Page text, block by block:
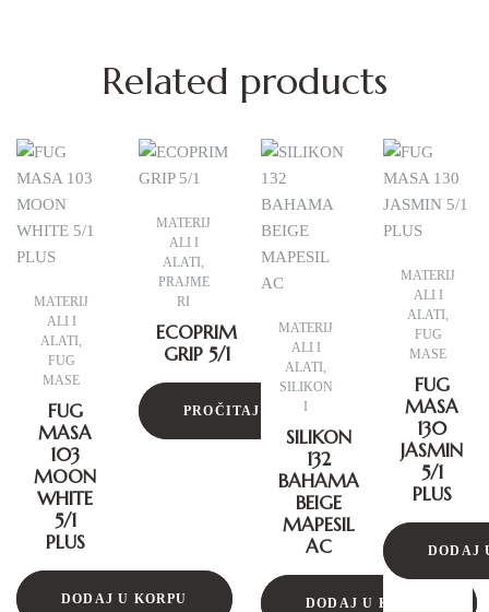
Related products
MATERIJ
ALI I
ALATI,
FUG
MASE
FUG
MASA
103
MOON
WHITE
5/1
PLUS
DODAJ U KORPU
MATERIJ
ALI I
ALATI,
PRAJME
RI
ECOPRIM
GRIP 5/1
PROČITAJ VIŠE
MATERIJ
ALI I
ALATI,
SILIKON
I
SILIKON
132
BAHAMA
BEIGE
MAPESIL
AC
DODAJ U KORPU
MATERIJ
ALI I
ALATI,
FUG
MASE
FUG
MASA
130
JASMIN
5/1
PLUS
DODAJ